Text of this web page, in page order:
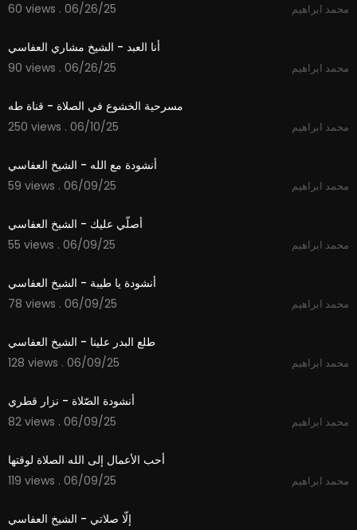
60 views . 06/26/25
محمد ابراهيم
أنا العبد - الشيخ مشاري العفاسي
90 views . 06/26/25
محمد ابراهيم
مسرحية الخشوع في الصلاة - قناة طه
250 views . 06/10/25
محمد ابراهيم
أنشودة مع الله - الشيخ العفاسي
59 views . 06/09/25
محمد ابراهيم
أصلّي عليك - الشيخ العفاسي
55 views . 06/09/25
محمد ابراهيم
أنشودة يا طيبة - الشيخ العفاسي
78 views . 06/09/25
محمد ابراهيم
طلع البدر علينا - الشيخ العفاسي
128 views . 06/09/25
محمد ابراهيم
أنشودة الصّلاة - نزار قطري
82 views . 06/09/25
محمد ابراهيم
أحب الأعمال إلى الله الصلاة لوقتها
119 views . 06/09/25
محمد ابراهيم
إلّا صلاتي - الشيخ العفاسي